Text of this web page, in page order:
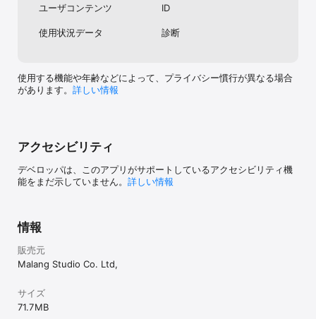
ユーザコンテンツ
ID
使用状況データ 診断
使用する機能や年齢などによって、プライバシー慣行が異なる場合
があります。 詳しい情報
アクセシビリティ
デベロッパは、このアプリがサポートしているアクセシビリティ機
能をまだ示していません。 詳しい情報
情報
販売元
Malang Studio Co. Ltd,
サイズ
71.7 MB